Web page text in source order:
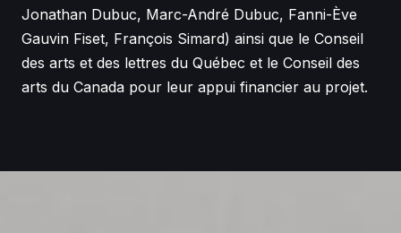
Jonathan Dubuc, Marc-André Dubuc, Fanni-Ève
Gauvin Fiset, François Simard) ainsi que le Conseil
des arts et des lettres du Québec et le Conseil des
arts du Canada pour leur appui financier au projet.